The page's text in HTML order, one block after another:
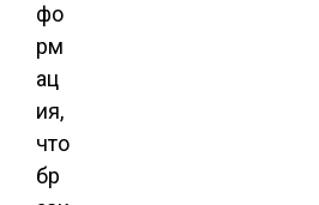
фо
рм
ац
ия,
что
бр